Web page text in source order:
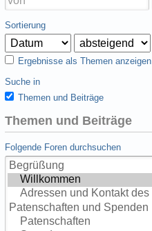
Sortierung
Ergebnisse als Themen anzeigen
Suche in
Themen und Beiträge
Themen und Beiträge
Folgende Foren durchsuchen